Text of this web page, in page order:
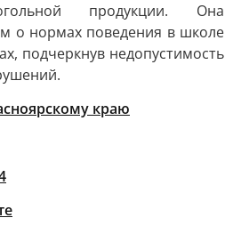
продукции. Она
о нормах поведения в школе
подчеркнув недопустимость
краю